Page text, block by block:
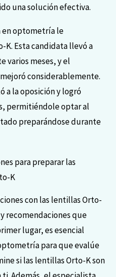
una solución efectiva.
en optometría le
Esta candidata llevó a
varios meses, y el
considerablemente.
a la oposición y logró
permitiéndole optar al
preparándose durante
para preparar las
K
con las lentillas Orto-
recomendaciones que
lugar, es esencial
para que evalúe
si las lentillas Orto-K son